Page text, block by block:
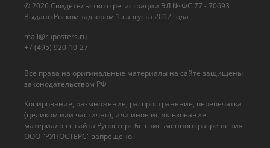
Все права на оригинальные материалы на сайте защищены
законодательством РФ
Копирование, размножение, распространение, перепечатка
(целиком или частично), или иное использование
материалов с сайта Рупостерс без письменного разрешения
ООО "РУПОСТЕРС" запрещено.
© 2026 Cвидетельство о регистрации ЭЛ № ФС 77 - 70693
Выдано Роскомнадзором 15 августа 2017 года
mail@ruposters.ru
+7 (495) 920-10-27